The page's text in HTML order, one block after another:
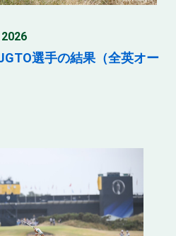
選手の結果（全英オー